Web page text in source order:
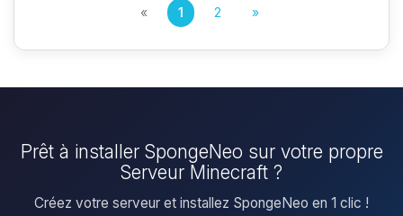
« 1 2 »
Prêt à installer SpongeNeo sur votre propre
Serveur Minecraft ?
Créez votre serveur et installez SpongeNeo en 1 clic !